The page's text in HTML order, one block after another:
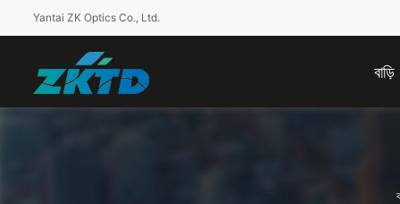
Yantai ZK Optics Co., Ltd.
বাড়ি